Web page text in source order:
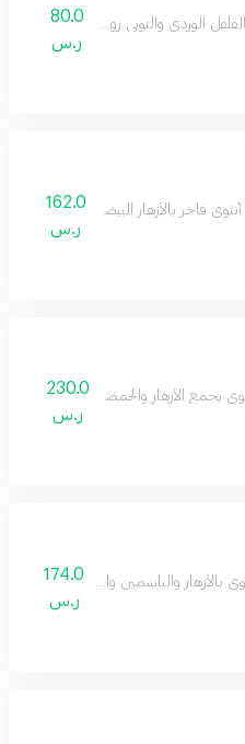
الوردي والتوبي روز مع المسك
80.0
ر.س
فاخر بالأزهار البيضاء والأخشاب
162.0
ر.س
يجمع الأزهار والحمضيات مع المسك
230.0
ر.س
بالأزهار والياسمين والباتشولي
174.0
ر.س